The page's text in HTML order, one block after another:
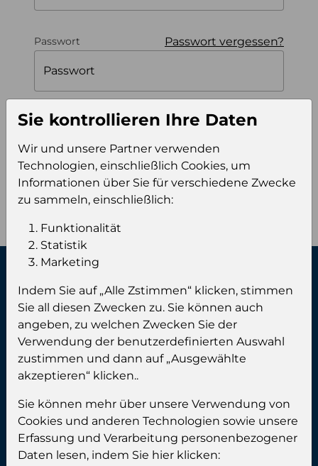
Passwort Passwort vergessen?
Passwort
Angemeldet bleiben
Einloggen
Kontaktiere uns:
Phone:+49 (0) 461 999 89 00
Telefax: +49 (0) 461 999 89 90
E-mail: info@calgros.de
Adresse:
Calgros (Famobra GmbH)
Industrieweg 10
Sie kontrollieren Ihre Daten
Wir und unsere Partner verwenden
Technologien, einschließlich Cookies, um
Informationen über Sie für verschiedene Zwecke
zu sammeln, einschließlich:
Funktionalität
Statistik
Marketing
Indem Sie auf „Alle Zstimmen“ klicken, stimmen
Sie all diesen Zwecken zu. Sie können auch
angeben, zu welchen Zwecken Sie der
Verwendung der benutzerdefinierten Auswahl
zustimmen und dann auf „Ausgewählte
akzeptieren“ klicken..
Sie können mehr über unsere Verwendung von
Cookies und anderen Technologien sowie unsere
Erfassung und Verarbeitung personenbezogener
Daten lesen, indem Sie hier klicken: